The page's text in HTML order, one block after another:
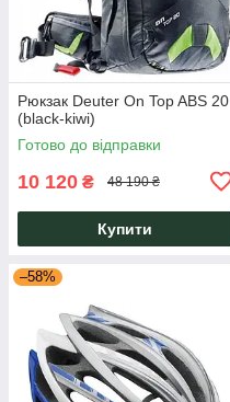
Рюкзак Deuter On Top ABS 20
(black-kiwi)
Готово до відправки
10 120 ₴ 48 190 ₴
Купити
–58%